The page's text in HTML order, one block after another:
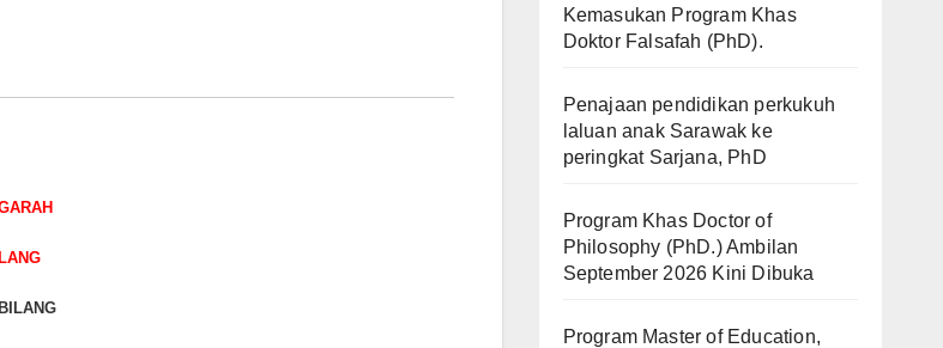
Kemasukan Program Khas
Doktor Falsafah (PhD).
Penajaan pendidikan perkukuh
laluan anak Sarawak ke
peringkat Sarjana, PhD
Program Khas Doctor of
Philosophy (PhD.) Ambilan
September 2026 Kini Dibuka
Program Master of Education,